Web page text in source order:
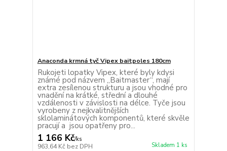
Anaconda krmná tyč Vipex baitpoles 180cm
Rukojeti lopatky Vipex, které byly kdysi
známé pod názvem „Baitmaster“, mají
extra zesílenou strukturu a jsou vhodné pro
vnadění na krátké, střední a dlouhé
vzdálenosti v závislosti na délce. Tyče jsou
vyrobeny z nejkvalitnějších
sklolaminátových komponentů, které skvěle
pracují a jsou opatřeny pro...
1 166 Kč/ks
963,64 Kč bez DPH Skladem 1 ks